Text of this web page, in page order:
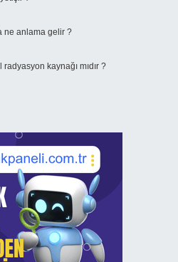
ne anlama gelir ?
kaynağı mıdır ?